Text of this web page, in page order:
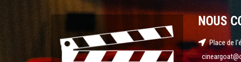
NOUS
Place de